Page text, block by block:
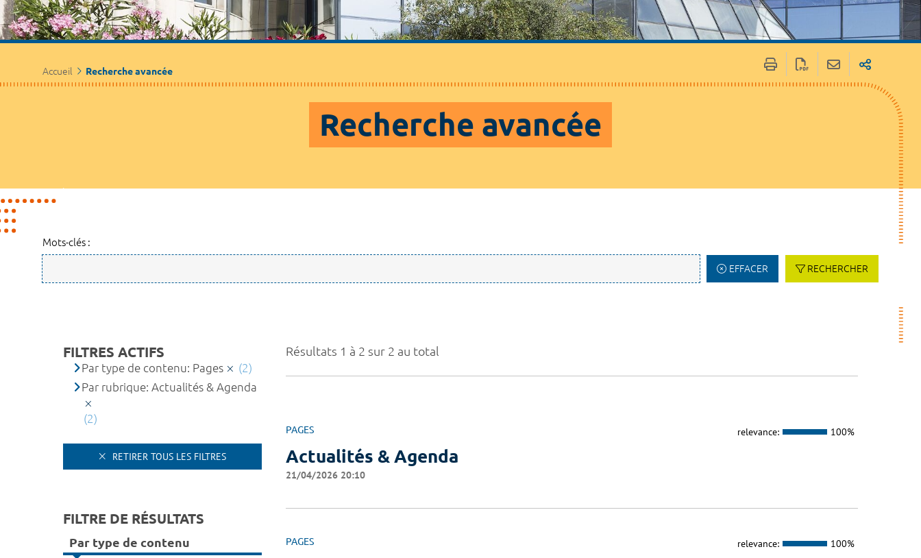
Accueil Recherche avancée
Recherche avancée
Mots-clés :
EFFACER RECHERCHER
Résultats 1 à 2 sur 2 au total
PAGES relevance: 100%
Actualités & Agenda
21/04/2026 20:10
PAGES relevance: 100%
FILTRES ACTIFS
Par type de contenu: Pages
(2)
Par rubrique: Actualités & Agenda
(2)
RETIRER TOUS LES FILTRES
FILTRE DE RÉSULTATS
Par type de contenu